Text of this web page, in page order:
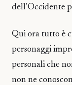
dell’Occidente
Qui ora tutto è
personaggi
personali che
non ne